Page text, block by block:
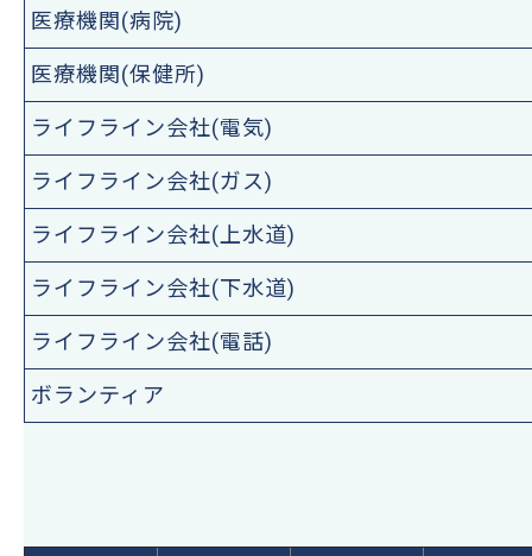
医療機関(病院)
医療機関(保健所)
ライフライン会社(電気)
ライフライン会社(ガス)
ライフライン会社(上水道)
ライフライン会社(下水道)
ライフライン会社(電話)
ボランティア